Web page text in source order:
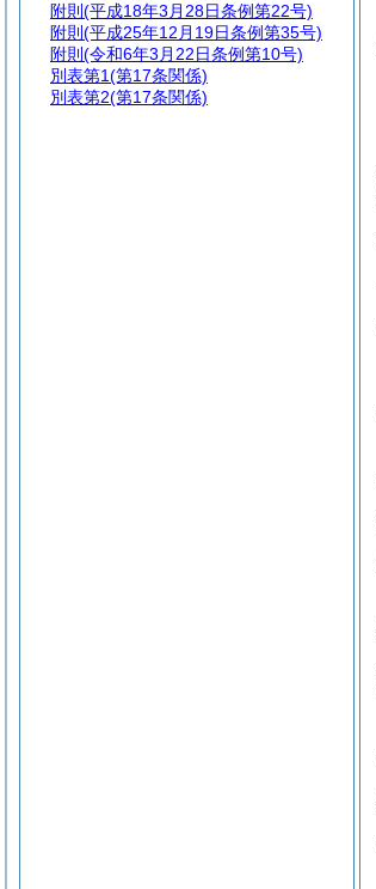
附則 (平成18年3月28日条例第22号)
附則 (平成25年12月19日条例第35号)
附則 (令和6年3月22日条例第10号)
別表第1(第17条関係)
別表第2(第17条関係)